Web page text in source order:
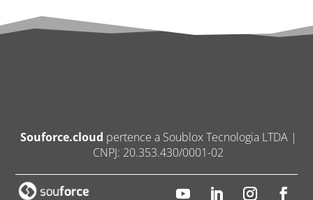
Souforce.cloud pertence a Soublox Tecnologia LTDA |
CNPJ: 20.353.430/0001-02